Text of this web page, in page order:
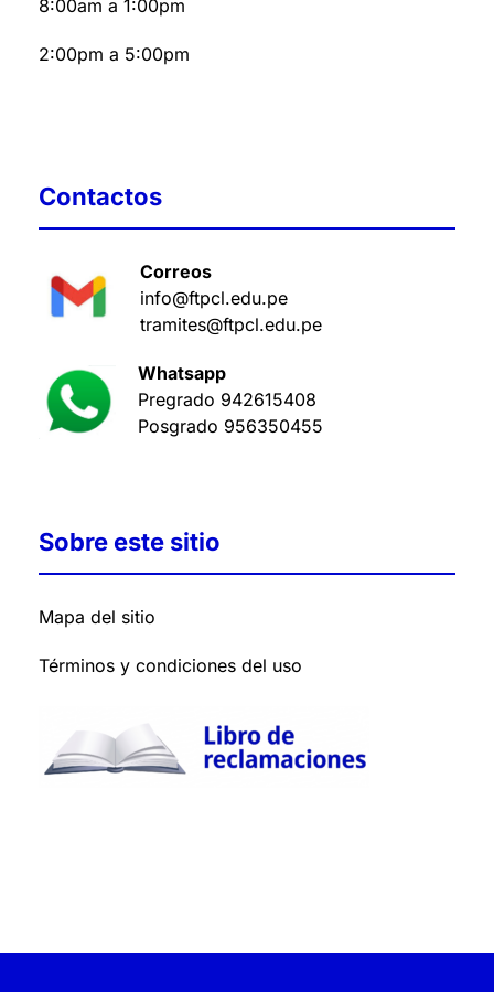
8:00am a 1:00pm
2:00pm a 5:00pm
Contactos
Correos
info@ftpcl.edu.pe
tramites@ftpcl.edu.pe
Whatsapp
Pregrado 942615408
Posgrado 956350455
Sobre este sitio
Mapa del sitio
Términos y condiciones del uso